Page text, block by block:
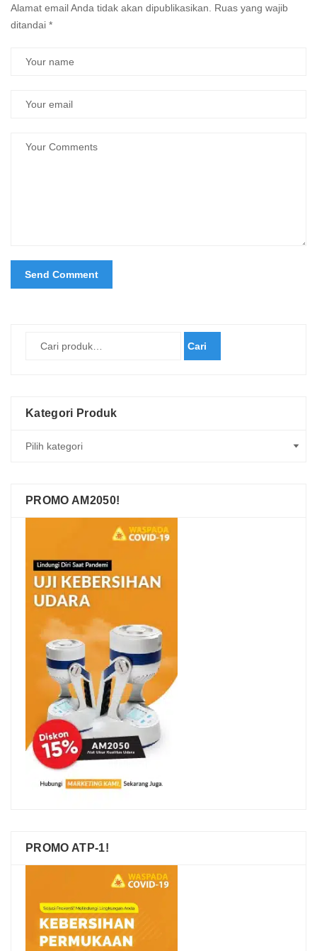
Alamat email Anda tidak akan dipublikasikan.
Ruas yang wajib
ditandai *
Cari
Kategori Produk
PROMO AM2050!
PROMO ATP-1!